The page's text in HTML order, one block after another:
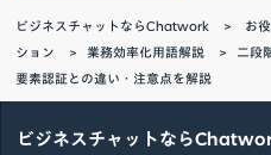
ビジネスチャットならChatwork お
ション
業務効率化用語解説
二段
要素認証との違い・注意点を解説
ビジネスチャットなら